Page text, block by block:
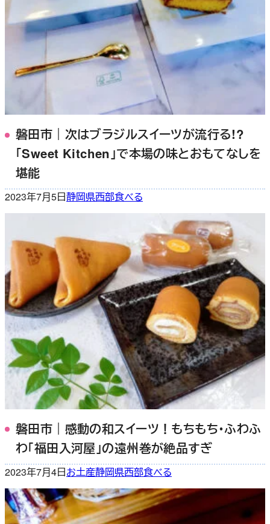
磐田市｜次はブラジルスイーツが流行る!?
「Sweet Kitchen」で本場の味とおもてなしを
堪能
2023年7月5日静岡県西部食べる
磐田市｜感動の和スイーツ！もちもち・ふわふ
わ「福田入河屋」の遠州巻が絶品すぎ
2023年7月4日お土産静岡県西部食べる